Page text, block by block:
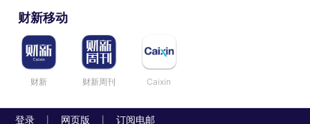
财新移动
财新 财新周刊 Caixin
登录 网页版 订阅电邮